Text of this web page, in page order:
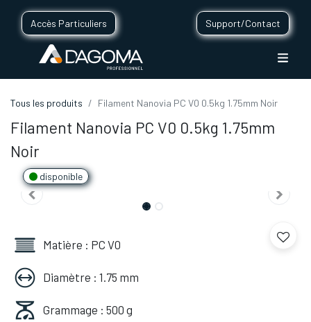
Accès Particuliers Support/Contact
Tous les produits Filament Nanovia PC V0 0.5kg 1.75mm Noir
Filament Nanovia PC V0 0.5kg 1.75mm
Noir
disponible
Matière : PC V0
Diamètre : 1.75 mm
Grammage : 500 g